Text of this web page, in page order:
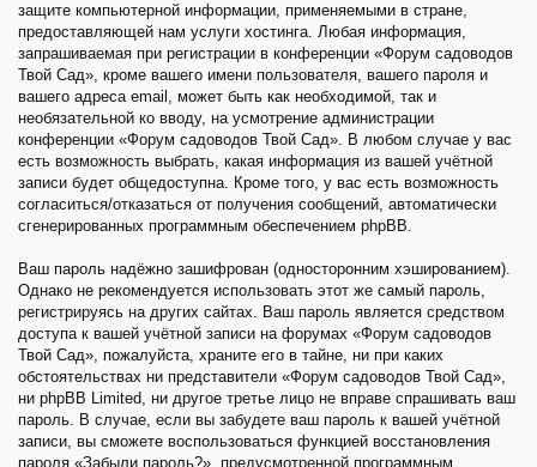
защите компьютерной информации, применяемыми в стране,
предоставляющей нам услуги хостинга. Любая информация,
запрашиваемая при регистрации в конференции «Форум садоводов
Твой Сад», кроме вашего имени пользователя, вашего пароля и
вашего адреса email, может быть как необходимой, так и
необязательной ко вводу, на усмотрение администрации
конференции «Форум садоводов Твой Сад». В любом случае у вас
есть возможность выбрать, какая информация из вашей учётной
записи будет общедоступна. Кроме того, у вас есть возможность
согласиться/отказаться от получения сообщений, автоматически
сгенерированных программным обеспечением phpBB.
Ваш пароль надёжно зашифрован (односторонним хэшированием).
Однако не рекомендуется использовать этот же самый пароль,
регистрируясь на других сайтах. Ваш пароль является средством
доступа к вашей учётной записи на форумах «Форум садоводов
Твой Сад», пожалуйста, храните его в тайне, ни при каких
обстоятельствах ни представители «Форум садоводов Твой Сад»,
ни phpBB Limited, ни другое третье лицо не вправе спрашивать ваш
пароль. В случае, если вы забудете ваш пароль к вашей учётной
записи, вы сможете воспользоваться функцией восстановления
пароля «Забыли пароль?», предусмотренной программным